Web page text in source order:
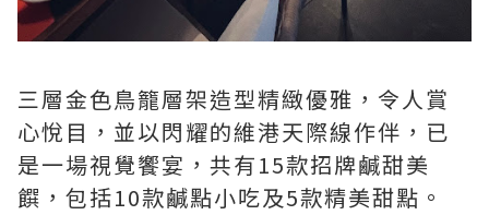
三層金色鳥籠層架造型精緻優雅，令人賞
心悅目，並以閃耀的維港天際線作伴，已
是一場視覺饗宴，共有15款招牌鹹甜美
饌，包括10款鹹點小吃及5款精美甜點。